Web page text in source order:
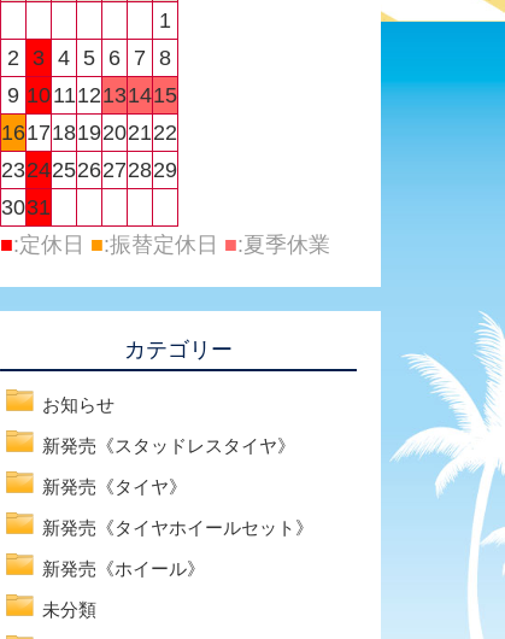
1
2
3 4 5 6 7 8
9 101112131415
16171819202122
23242526272829
3031
■:定休日 ■:振替定休日 ■:夏季休業
カテゴリー
お知らせ
新発売《スタッドレスタイヤ》
新発売《タイヤ》
新発売《タイヤホイールセット》
新発売《ホイール》
未分類